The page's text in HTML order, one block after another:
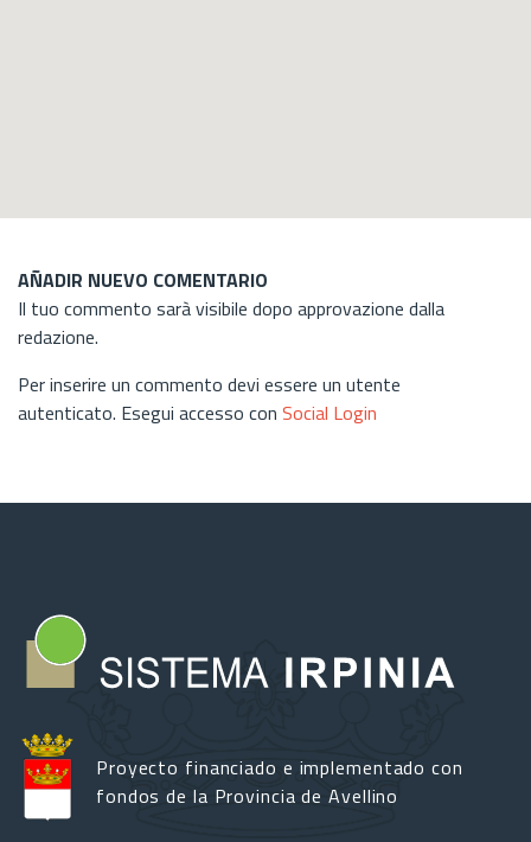
AÑADIR NUEVO COMENTARIO
Il tuo commento sarà visibile dopo approvazione dalla
redazione.
Per inserire un commento devi essere un utente
autenticato. Esegui accesso con Social Login
Proyecto financiado e implementado con
fondos de la Provincia de Avellino